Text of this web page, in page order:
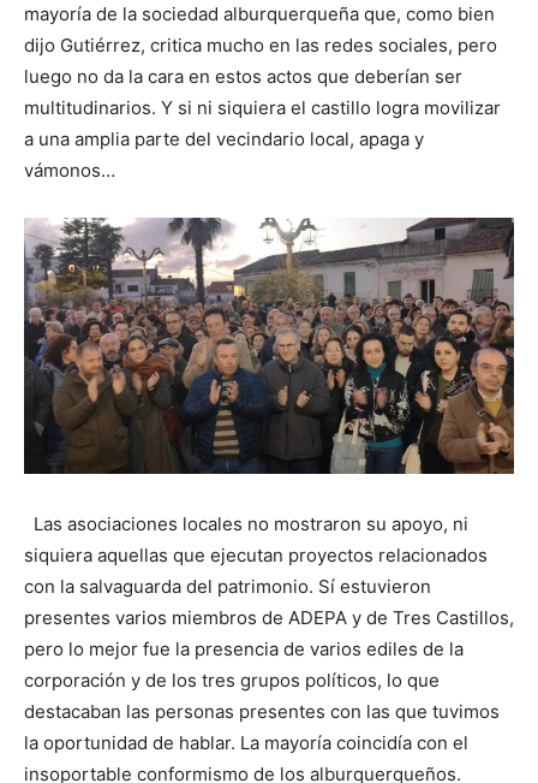
mayoría de la sociedad alburquerqueña que, como bien
dijo Gutiérrez, critica mucho en las redes sociales, pero
luego no da la cara en estos actos que deberían ser
multitudinarios. Y si ni siquiera el castillo logra movilizar
a una amplia parte del vecindario local, apaga y
vámonos…
Las asociaciones locales no mostraron su apoyo, ni
siquiera aquellas que ejecutan proyectos relacionados
con la salvaguarda del patrimonio. Sí estuvieron
presentes varios miembros de ADEPA y de Tres Castillos,
pero lo mejor fue la presencia de varios ediles de la
corporación y de los tres grupos políticos, lo que
destacaban las personas presentes con las que tuvimos
la oportunidad de hablar. La mayoría coincidía con el
insoportable conformismo de los alburquerqueños.